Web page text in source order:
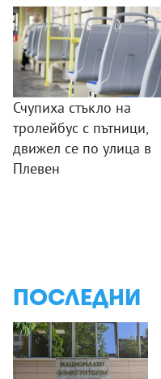
Счупиха стъкло на
тролейбус с пътници,
движел се по улица в
Плевен
ПОСЛЕДНИ